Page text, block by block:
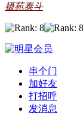
摄苑泰斗
串个门
加好友
打招呼
发消息